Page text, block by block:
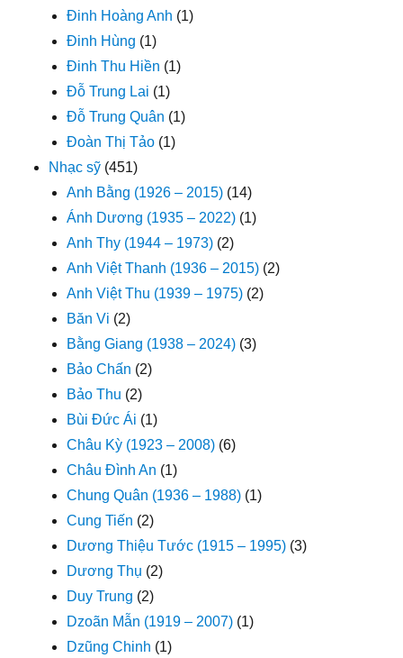
Đinh Hoàng Anh (1)
Đinh Hùng (1)
Đinh Thu Hiền (1)
Đỗ Trung Lai (1)
Đỗ Trung Quân (1)
Đoàn Thị Tảo (1)
Nhạc sỹ (451)
Anh Bằng (1926 – 2015) (14)
Ánh Dương (1935 – 2022) (1)
Anh Thy (1944 – 1973) (2)
Anh Việt Thanh (1936 – 2015) (2)
Anh Việt Thu (1939 – 1975) (2)
Băn Vi (2)
Bằng Giang (1938 – 2024) (3)
Bảo Chấn (2)
Bảo Thu (2)
Bùi Đức Ái (1)
Châu Kỳ (1923 – 2008) (6)
Châu Đình An (1)
Chung Quân (1936 – 1988) (1)
Cung Tiến (2)
Dương Thiệu Tước (1915 – 1995) (3)
Dương Thụ (2)
Duy Trung (2)
Dzoãn Mẫn (1919 – 2007) (1)
Dzũng Chinh (1)